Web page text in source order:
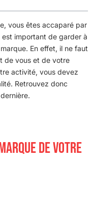
vous êtes accaparé par
important de garder à
En effet, il ne faut
de vous et de votre
activité, vous devez
Retrouvez donc
DE VOTRE